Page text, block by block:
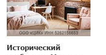
Исторический